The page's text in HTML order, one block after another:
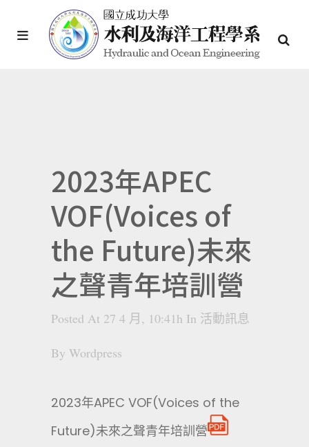
2023年APEC
VOF(Voices of
the Future)未來
之聲青年培訓營
Posted At 27 4 月, 10:41h In 活動訊息
By Wordpress
2023年APEC VOF(Voices of the
Future)未來之聲青年培訓營